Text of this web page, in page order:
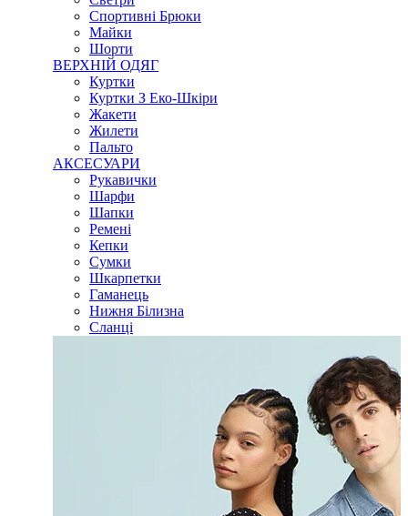
Спортивні Брюки
Майки
Шорти
ВЕРХНІЙ ОДЯГ
Куртки
Куртки З Еко-Шкіри
Жакети
Жилети
Пальто
АКСЕСУАРИ
Рукавички
Шарфи
Шапки
Ремені
Кепки
Сумки
Шкарпетки
Гаманець
Нижня Білизна
Сланці